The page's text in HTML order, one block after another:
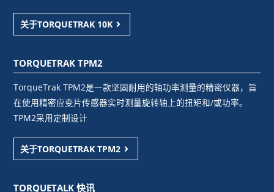
关于TORQUETRAK 10K
TORQUETRAK TPM2
TorqueTrak TPM2是一款坚固耐用的轴功率测量的精密仪器，旨
在使用精密应变片传感器实时测量旋转轴上的扭矩和/或功率。
TPM2采用定制设计
关于TORQUETRAK TPM2
TORQUETALK 快讯